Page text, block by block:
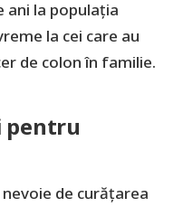
ani la populația
la cei care au
de colon în familie.
pentru
de curățarea